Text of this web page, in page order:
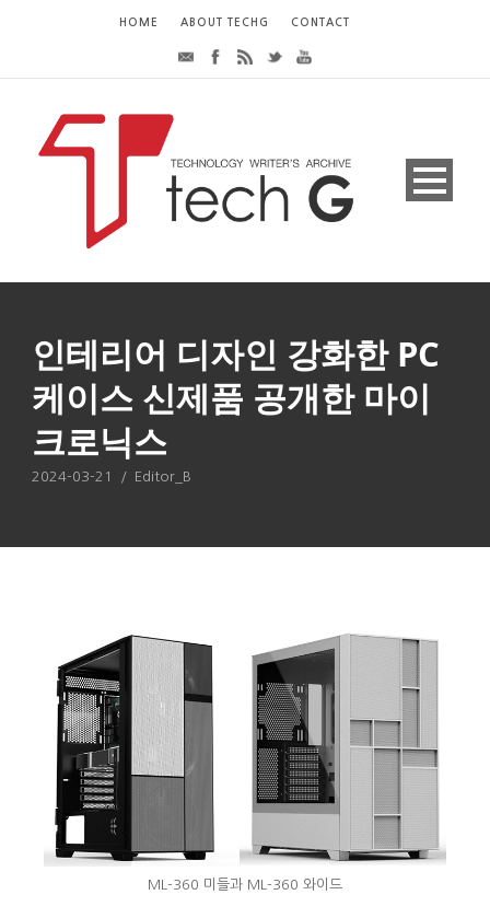
HOME ABOUT TECHG CONTACT
인테리어 디자인 강화한 PC
케이스 신제품 공개한 마이
크로닉스
2024-03-21 / Editor_B
ML-360 미들과 ML-360 와이드